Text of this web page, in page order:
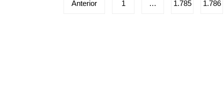
Anterior 1 … 1.785 1.786